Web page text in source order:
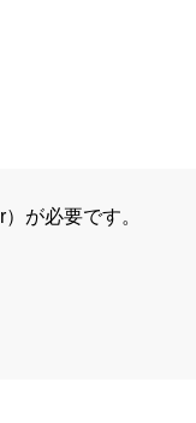
が必要です。